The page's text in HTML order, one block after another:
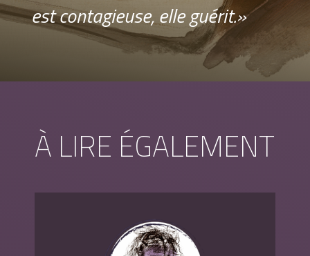
est contagieuse, elle guérit.»
À LIRE ÉGALEMENT